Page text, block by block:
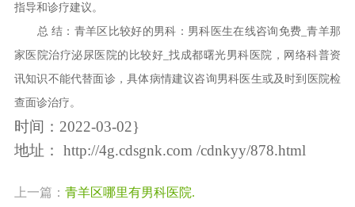
指导和诊疗建议。
总 结：青羊区比较好的男科：男科医生在线咨询免费_青羊那
家医院治疗泌尿医院的比较好_找成都曙光男科医院，网络科普资
讯知识不能代替面诊，具体病情建议咨询男科医生或及时到医院检
查面诊治疗。
时间：2022-03-02}
地址：
http://4g.cdsgnk.com /cdnkyy/878.html
上一篇： 青羊区哪里有男科医院.